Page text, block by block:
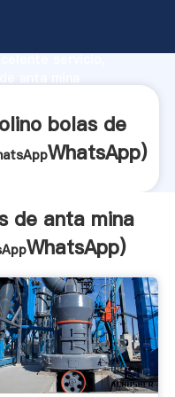
servicio,
bolas de
WhatsApp)
de anta mina
WhatsApp)